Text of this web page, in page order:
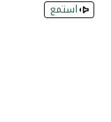
استمع